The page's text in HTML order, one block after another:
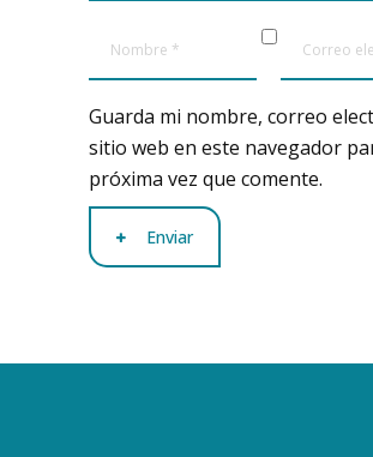
Guarda mi nombre, correo
sitio web en este navegador
próxima vez que comente.
Enviar